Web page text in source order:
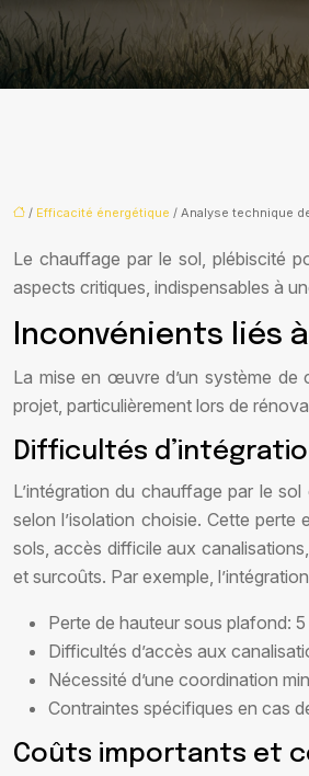
/ Efficacité énergétique / Analyse technique
Le chauffage par le sol, plébiscité
aspects critiques, indispensables à
Inconvénients liés
La mise en œuvre d’un système de
projet, particulièrement lors de
Difficultés
L’intégration du chauffage par le
selon l’isolation choisie. Cette
sols, accès difficile aux
et surcoûts. Par exemple,
Perte de hauteur sous plafond: 5
Difficultés d’accès aux
Nécessité d’une coordination
Contraintes spécifiques en cas
Coûts importants et